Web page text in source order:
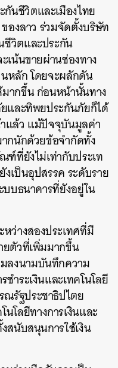
กันชีวิตและเมืองไทย
องลาว ร่วมจัดตั้งบริษัท
ชีวิตและประกัน
เน้นขายผ่านช่องทาง
นหลัก โดยจะผลักดัน
ากขึ้น ก่อนหน้านั้นทาง
และทิพยประกันภัยก็ได้
าแล้ว แม้ปัจจุบันมูลค่า
กนักด้วยข้อจำกัดทั้ง
ฑ์ที่ยังไม่เท่ากับประเท
เป็นอุปสรรค ระดับราย
บบธนาคารที่ยังอยู่ใน
ว่างสองประเทศที่มี
ยตัวที่เพิ่มมากขึ้น
ลงนามบันทึกความ
ำระเงินและเทคโนโลยี
ณรัฐประชาธิปไตย
โลยีทางการเงินและ
สนับสนุนการใช้เงิน